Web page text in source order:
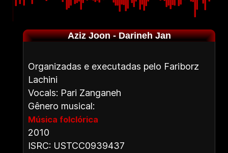
Aziz Joon - Darineh Jan
Organizadas e executadas pelo Fariborz
Lachini
Vocals: Pari Zanganeh
Gênero musical:
Música folclórica
2010
ISRC: USTCC0939437